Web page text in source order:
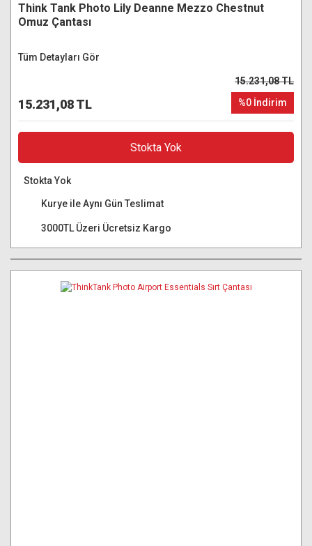
Think Tank Photo Lily Deanne Mezzo Chestnut
Omuz Çantası
Tüm Detayları Gör
15.231,08 TL
15.231,08 TL
%0 İndirim
Stokta Yok
Stokta Yok
Kurye ile Aynı Gün Teslimat
3000TL Üzeri Ücretsiz Kargo